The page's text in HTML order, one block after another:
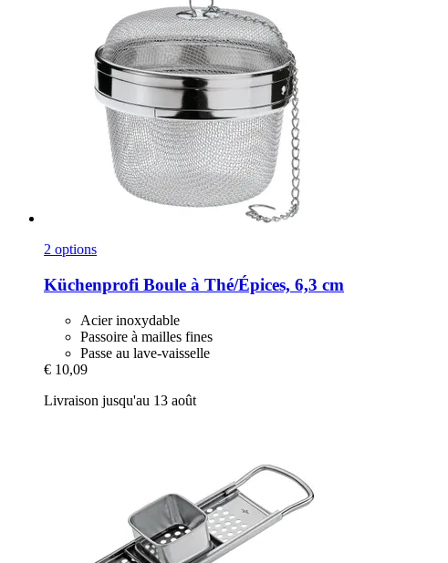
2 options
Küchenprofi Boule à Thé/Épices, 6,3 cm
Acier inoxydable
Passoire à mailles fines
Passe au lave-vaisselle
€ 10,09
Livraison jusqu'au 13 août